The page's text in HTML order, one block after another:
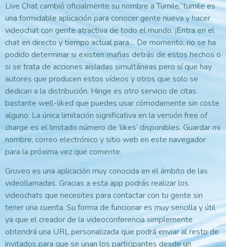
Live Chat cambió oficialmente su nombre a Tumile.”tumile es
una formidable aplicación para conocer gente nueva y hacer
videochat con gente atractiva de todo el mundo. ¡Entra en el
chat en directo y tiempo actual para… De momento, no se ha
podido determinar si existen mafias detrás de estos hechos o
si se trata de acciones aisladas simultáneas pero sí que hay
autores que producen estos vídeos y otros que solo se
dedican a la distribución. Hinge es otro servicio de citas
bastante well-liked que puedes usar cómodamente sin coste
alguno. La única limitación significativa en la versión free of
charge es el limitado número de ‘likes’ disponibles. Guardar mi
nombre, correo electrónico y sitio web en este navegador
para la próxima vez que comente.
Gruveo es una aplicación muy conocida en el ámbito de las
videollamadas. Gracias a esta app podrás realizar los
videochats que necesites para contactar con tu gente sin
tener una cuenta. Su forma de funcionar es muy sencilla y útil
ya que el creador de la videoconferencia simplemente
obtendrá una URL personalizada que podrá enviar al resto de
invitados para que se unan los participantes desde un